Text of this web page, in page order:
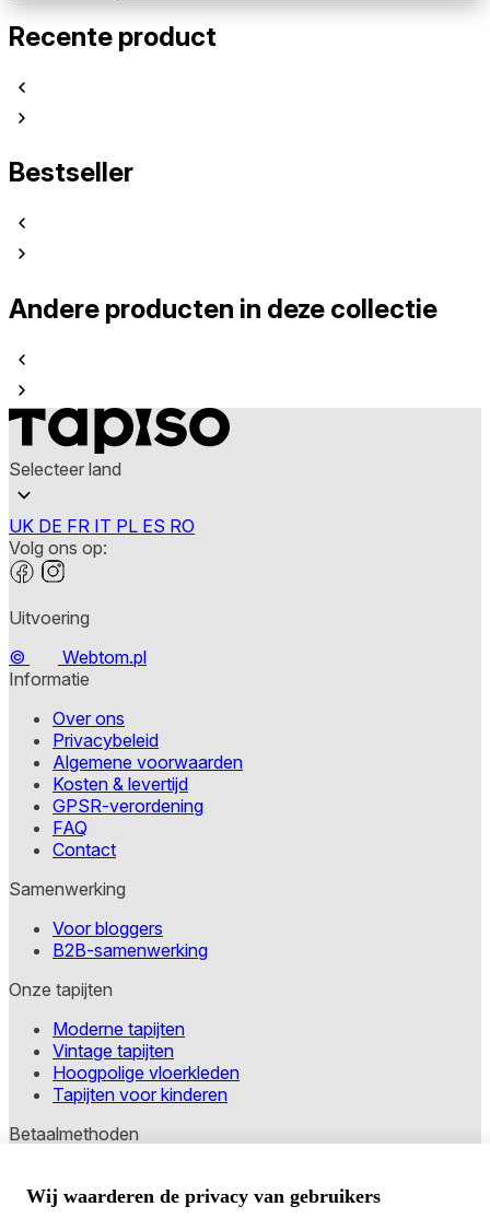
Recente product
Bestseller
Andere producten in deze collectie
Selecteer land
UK DE FR IT PL ES RO
Volg ons op:
Uitvoering
©
Webtom.pl
Informatie
Over ons
Privacybeleid
Algemene voorwaarden
Kosten & levertijd
GPSR-verordening
FAQ
Contact
Samenwerking
Voor bloggers
B2B-samenwerking
Onze tapijten
Moderne tapijten
Vintage tapijten
Hoogpolige vloerkleden
Tapijten voor kinderen
Betaalmethoden
Copyright © 2026 TAPISO
Wij waarderen de privacy van gebruikers